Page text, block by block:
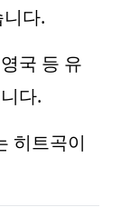
다.
국 등 유
다.
히트곡이